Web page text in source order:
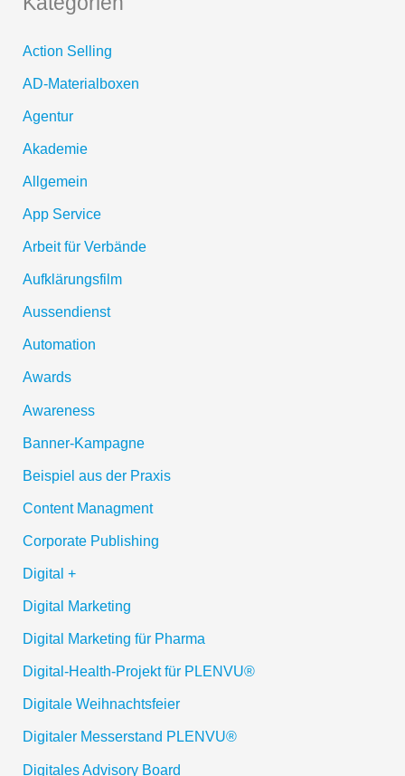
Action Selling
AD-Materialboxen
Agentur
Akademie
Allgemein
App Service
Arbeit für Verbände
Aufklärungsfilm
Aussendienst
Automation
Awards
Awareness
Banner-Kampagne
Beispiel aus der Praxis
Content Managment
Corporate Publishing
Digital +
Digital Marketing
Digital Marketing für Pharma
Digital-Health-Projekt für PLENVU®
Digitale Weihnachtsfeier
Digitaler Messerstand PLENVU®
Digitales Advisory Board